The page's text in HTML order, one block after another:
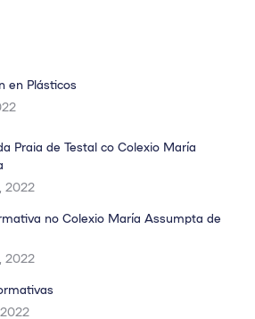
en Plásticos
Praia de Testal co Colexio María
2022
no Colexio María Assumpta de
2022
2022